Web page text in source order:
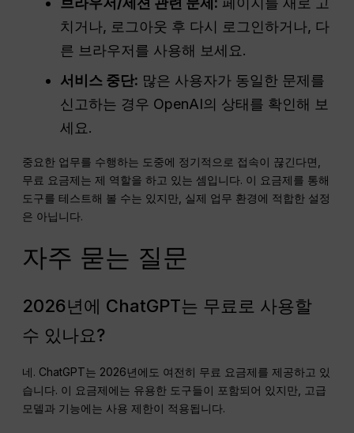
치거나, 로그아웃 후 다시 로그인하거나, 다
른 브라우저를 사용해 보세요.
서비스 중단: 많은 사용자가 동일한 문제를
신고하는 경우 OpenAI의 상태를 확인해 보
세요.
중요한 업무를 수행하는 도중에 정기적으로 접속이 끊긴다면,
무료 요금제는 제 역할을 하고 있는 셈입니다. 이 요금제를 통해
도구를 테스트해 볼 수는 있지만, 실제 업무 환경에 적합한 설정
은 아닙니다.
자주 묻는 질문
2026년에 ChatGPT는 무료로 사용할
수 있나요?
네. ChatGPT는 2026년에도 여전히 무료 요금제를 제공하고 있
습니다. 이 요금제에는 유용한 도구들이 포함되어 있지만, 고급
모델과 기능에는 사용 제한이 적용됩니다.